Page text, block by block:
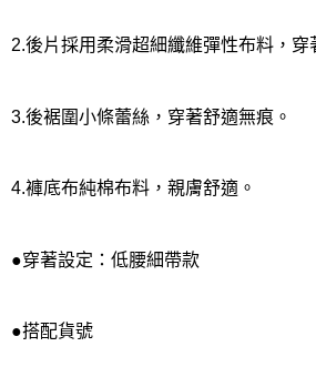
2.後片採用柔滑超細纖維彈性布料，穿
3.後裾圍小條蕾絲，穿著舒適無痕。
4.褲底布純棉布料，親膚舒適。
●穿著設定：低腰細帶款
●搭配貨號